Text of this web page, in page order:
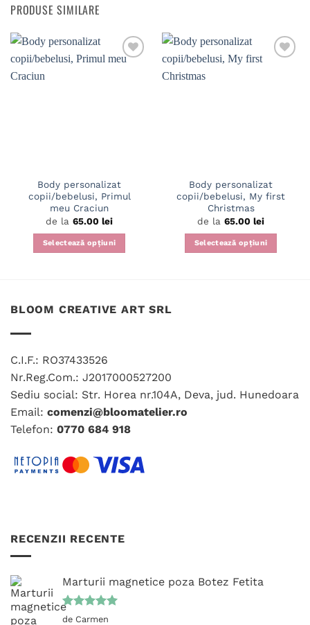
PRODUSE SIMILARE
Body personalizat
copii/bebelusi, Primul
meu Craciun
de la 65.00 lei
Selectează opțiuni
multe
pot
alese
pagina
produsului.
Body personalizat
copii/bebelusi, My first
Christmas
de la 65.00 lei
Selectează opțiuni
alese
BLOOM CREATIVE ART SRL
C.I.F.: RO37433526
Nr.Reg.Com.: J2017000527200
Sediu social: Str. Horea nr.104A, Deva, jud. Hunedoara
Email: comenzi@bloomatelier.ro
Telefon: 0770 684 918
RECENZII RECENTE
Marturii magnetice poza Botez Fetita
Evaluat la
de Carmen